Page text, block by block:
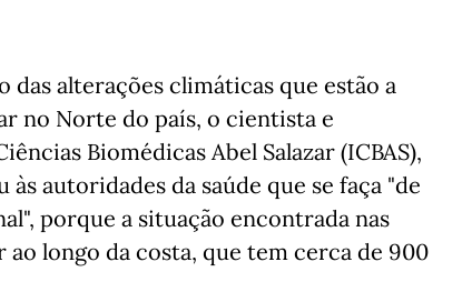
das alterações climáticas que estão a
no Norte do país, o cientista e
Biomédicas Abel Salazar (ICBAS),
autoridades da saúde que se faça "de
porque a situação encontrada nas
longo da costa, que tem cerca de 900